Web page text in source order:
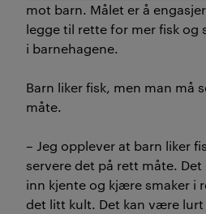
mot barn. Målet er å
legge til rette for mer fisk og
i barnehagene.
Barn liker fisk, men man må
måte.
– Jeg opplever at barn liker
servere det på rett måte.
inn kjente og kjære smaker i
det litt kult. Det kan være lurt